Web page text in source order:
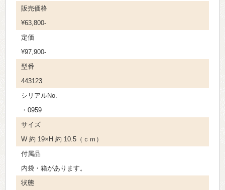
販売価格
¥63,800-
定価
¥97,900-
型番
443123
シリアルNo.
・0959
サイズ
W 約 19×H 約 10.5（ｃｍ）
付属品
内袋・箱があります。
状態